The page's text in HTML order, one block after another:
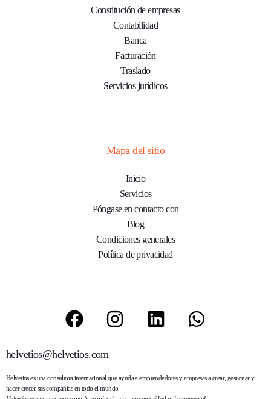
Constitución de empresas
Contabilidad
Banca
Facturación
Traslado
Servicios jurídicos
Mapa del sitio
Inicio
Servicios
Póngase en contacto con
Blog
Condiciones generales
Política de privacidad
helvetios@helvetios.com
Helvetioses una consultora internacional que ayuda a emprendedores y empresas a crear, gestionar y
hacer crecer sus compañías en todo el mundo.